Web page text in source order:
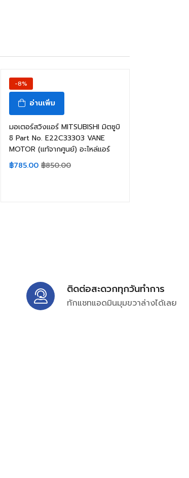
-8%
อ่านเพิ่ม
มอเตอร์สวิงแอร์ MITSUBISHI มิตซูบิ
ชิ Part No. E22C33303 VANE
MOTOR (แท้จากศูนย์) อะไหล่แอร์
฿785.00 ฿850.00
ติดต่อสะดวกทุกวันทำการ
ทักแชทแอดมินมุมขวาล่างได้เลย